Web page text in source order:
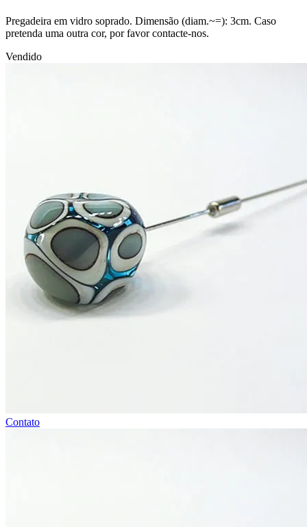
Pregadeira em vidro soprado. Dimensão (diam.~=): 3cm. Caso
pretenda uma outra cor, por favor contacte-nos.
Vendido
Contato